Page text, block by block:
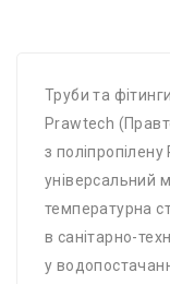
Труби та
Prawtech
з
універсальний
температурна
в санітарно-
у